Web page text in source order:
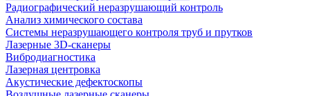
Радиографический неразрушающий контроль
Анализ химического состава
Системы неразрушающего контроля труб и прутков
Лазерные 3D-сканеры
Вибродиагностика
Лазерная центровка
Акустические дефектоскопы